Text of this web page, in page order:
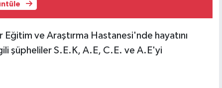
ve Araştırma Hastanesi'nde hayatını
şüpheliler S.E.K, A.E, C.E. ve A.E'yi